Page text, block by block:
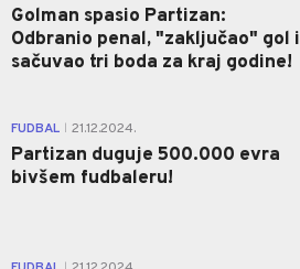
Golman spasio Partizan:
Odbranio penal, "zaključao" gol i
sačuvao tri boda za kraj godine!
FUDBAL 21.12.2024.
Partizan duguje 500.000 evra
bivšem fudbaleru!